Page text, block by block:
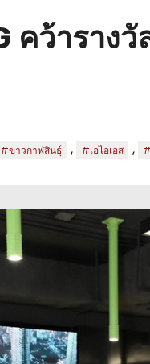
คว้าราง
#ข่าวกาฬสินธุ์ , #เอไอเอส ,